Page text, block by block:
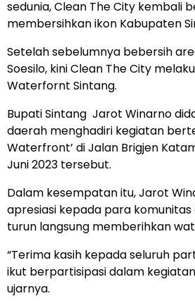
sedunia, Clean The City kembali
membersihkan ikon Kabupaten
Setelah sebelumnya bebersih
Soesilo, kini Clean The City
Waterfornt Sintang.
Bupati Sintang Jarot Winarno
daerah menghadiri kegiatan
Waterfront’ di Jalan Brigjen
Juni 2023 tersebut.
Dalam kesempatan itu, Jarot
apresiasi kepada para komunitas
turun langsung memberihkan
“Terima kasih kepada seluruh
ikut berpartisipasi dalam kegiatan
ujarnya.